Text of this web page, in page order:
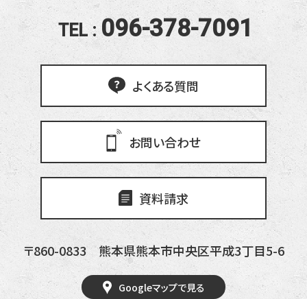
TEL : 096-378-7091
よくある質問
お問い合わせ
資料請求
〒860-0833熊本県熊本市中央区平成3丁目5-6
Googleマップで見る